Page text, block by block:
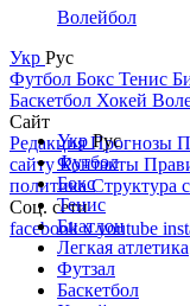
Волейбол
Укр Рус
Футбол Бокс Тенис
Баскетбол Хокей
Сайт
РедакцияПрогнозы
сайтуКонтакты
политикаСтруктура
Соц. сети
facebookxyoutube
УкрРус
Футбол
Бокс
Тенис
Биатлон
Легкая атлетика
Футзал
Баскетбол